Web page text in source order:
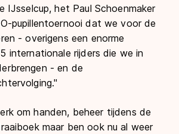
IJsselcup, het Paul Schoenmaker
pupillentoernooi dat we voor de
- overigens een enorme
internationale rijders die we in
- en de
om handen, beheer tijdens de
maar ben ook nu al weer